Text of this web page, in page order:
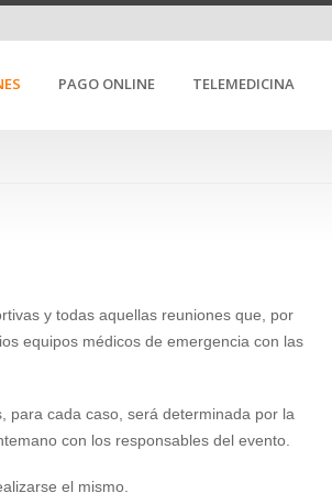
PAGO ONLINE TELEMEDICINA
y todas aquellas reuniones que, por
equipos médicos de emergencia con las
para cada caso, será determinada por la
con los responsables del evento.
el mismo.